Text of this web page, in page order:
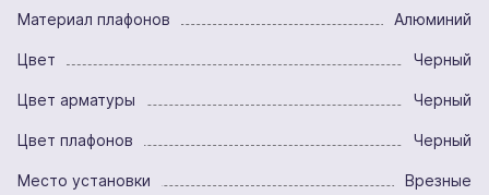
Материал плафонов Алюминий
Цвет Черный
Цвет арматуры Черный
Цвет плафонов Черный
Место установки Врезные